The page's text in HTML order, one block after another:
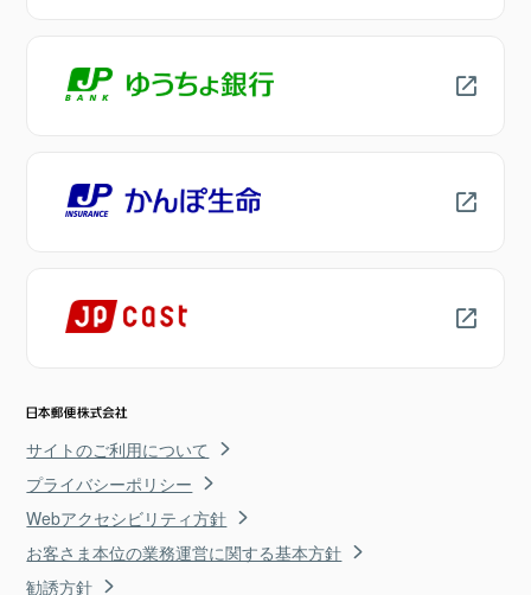
サイトのご利用について
プライバシーポリシー
Webアクセシビリティ方針
お客さま本位の業務運営に関する基本方針
勧誘方針